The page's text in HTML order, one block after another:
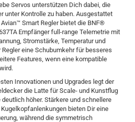
Servos unterstützen Dich dabei, die
unter Kontrolle zu haben. Ausgestattet
Smart Regler bietet die BNF®
Empfänger full-range Telemetrie mit
Stromstärke, Temperatur und
eine Schubumkehr für besseres
Features, wenn eine kompatible
Innovationen und Upgrades legt der
die Latte für Scale- und Kunstflug
höher. Stärkere und schnellere
bieten Dir eine
während die symmetrisch